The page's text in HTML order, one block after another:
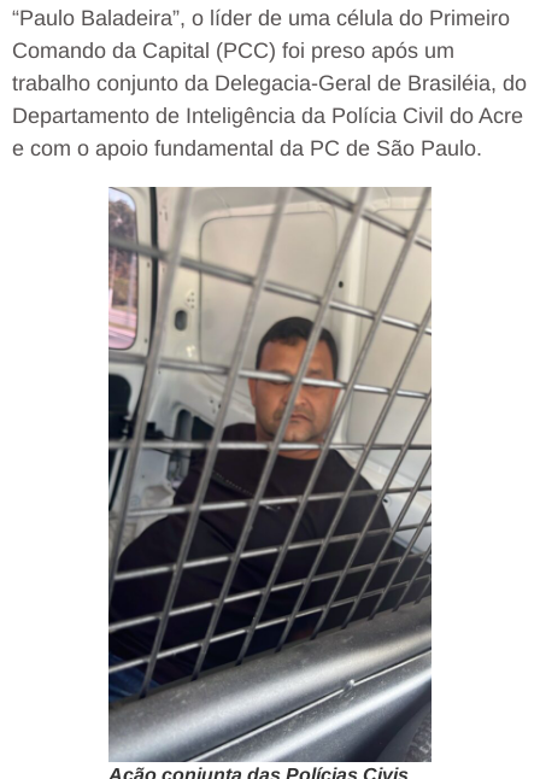
“Paulo Baladeira”, o líder de uma célula do Primeiro
Comando da Capital (PCC) foi preso após um
trabalho conjunto da Delegacia-Geral de Brasiléia, do
Departamento de Inteligência da Polícia Civil do Acre
e com o apoio fundamental da PC de São Paulo.
Ação conjunta das Polícias Civis